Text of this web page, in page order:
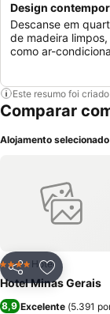
Design
Descanse em
de madeira
como ar-
Este resumo foi
Comparar
Alojamento selecionado
PartilharAdicionar
4 EstrelasHotel
Hotel Minas Gerais
8,9 Excelente (5.391